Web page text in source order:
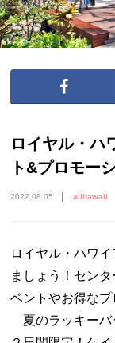
ロイヤル・ハ
ト&プロモー
2022.08.05 allhawaii
ロイヤル・ハワ
ましょう！セン
ベントやお得なプ
夏のラッキーバ